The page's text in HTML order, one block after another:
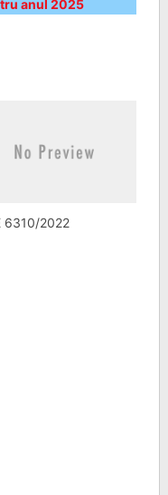
anul 2025
6310/2022